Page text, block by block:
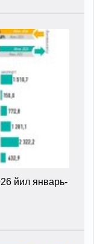
йил январь-